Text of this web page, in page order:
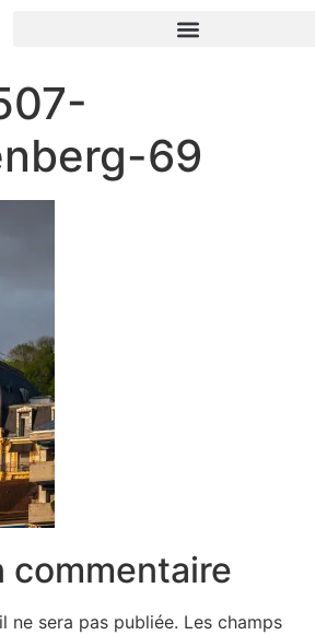
69
commentaire
ne sera pas publiée. Les champs